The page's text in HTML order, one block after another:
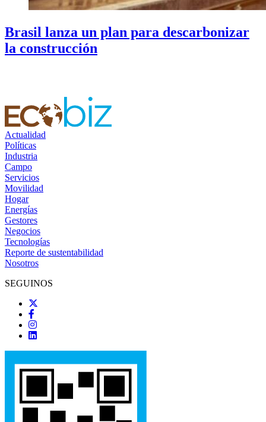
Brasil lanza un plan para descarbonizar
la construcción
Actualidad
Políticas
Industria
Campo
Servicios
Movilidad
Hogar
Energías
Gestores
Negocios
Tecnologías
Reporte de sustentabilidad
Nosotros
SEGUINOS